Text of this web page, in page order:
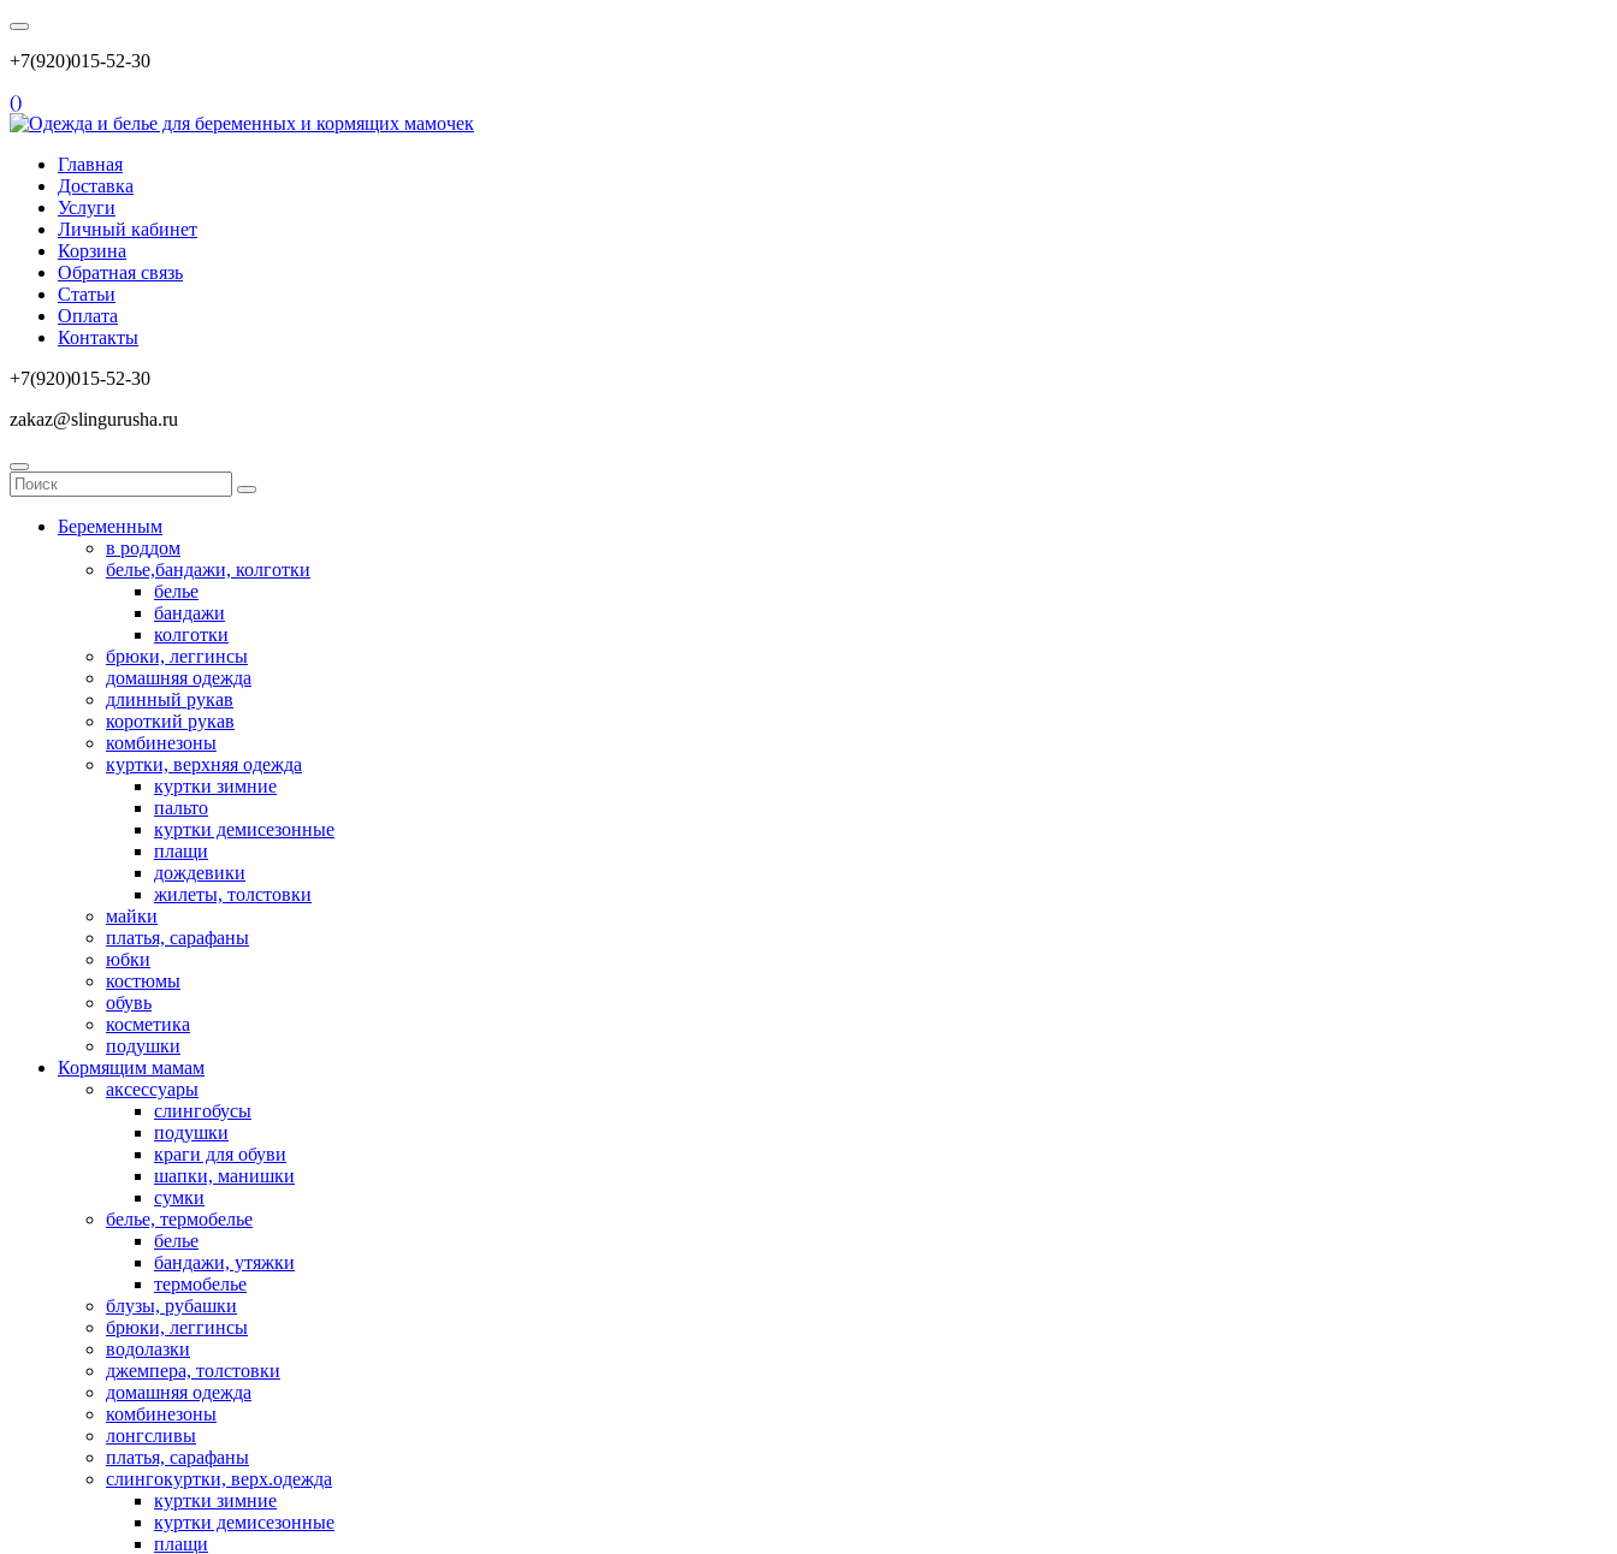
+7(920)015-52-30
()
Главная
Доставка
Услуги
Личный кабинет
Корзина
Обратная связь
Статьи
Оплата
Контакты
+7(920)015-52-30
zakaz@slingurusha.ru
Беременным
в роддом
белье,бандажи, колготки
белье
бандажи
колготки
брюки, леггинсы
домашняя одежда
длинный рукав
короткий рукав
комбинезоны
куртки, верхняя одежда
куртки зимние
пальто
куртки демисезонные
плащи
дождевики
жилеты, толстовки
майки
платья, сарафаны
юбки
костюмы
обувь
косметика
подушки
Кормящим мамам
аксессуары
слингобусы
подушки
краги для обуви
шапки, манишки
сумки
белье, термобелье
белье
бандажи, утяжки
термобелье
блузы, рубашки
брюки, леггинсы
водолазки
джемпера, толстовки
домашняя одежда
комбинезоны
лонгсливы
платья, сарафаны
слингокуртки, верх.одежда
куртки зимние
куртки демисезонные
плащи